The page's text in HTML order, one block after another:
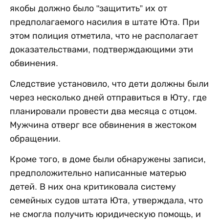
якобы должно было "защитить” их от
предполагаемого насилия в штате Юта. При
этом полиция отметила, что не располагает
доказательствами, подтверждающими эти
обвинения.
Следствие установило, что дети должны были
через несколько дней отправиться в Юту, где
планировали провести два месяца с отцом.
Мужчина отверг все обвинения в жестоком
обращении.
Кроме того, в доме были обнаружены записи,
предположительно написанные матерью
детей. В них она критиковала систему
семейных судов штата Юта, утверждала, что
не смогла получить юридическую помощь, и